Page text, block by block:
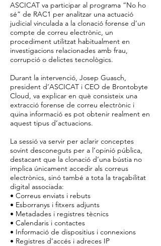
ASCICAT va participar al programa “No ho
sé” de RAC1 per analitzar una actuació
judicial vinculada a la clonació forense d’un
compte de correu electrònic, un
procediment utilitzat habitualment en
investigacions relacionades amb frau,
corrupció o delictes tecnològics.
Durant la intervenció, Josep Guasch,
president d’ASCICAT i CEO de Brontobyte
Cloud, va explicar en què consisteix una
extracció forense de correu electrònic i
quina informació es pot obtenir realment en
aquest tipus d’actuacions.
La sessió va servir per aclarir conceptes
sovint desconeguts per a l’opinió pública,
destacant que la clonació d’una bústia no
implica únicament accedir als correus
electrònics, sinó també a tota la traçabilitat
digital associada:
• Correus enviats i rebuts
• Esborranys i fitxers adjunts
• Metadades i registres tècnics
• Calendaris i contactes
• Informació de dispositius i connexions
• Registres d’accés i adreces IP